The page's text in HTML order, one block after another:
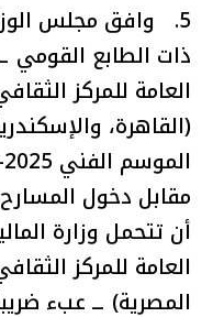
5. وافق مجلس
ذات الطابع القومي
العامة للمركز
(القاهرة،
مقابل دخول
أن تتحمل وزارة
العامة للمركز
المصرية) ــ عبء